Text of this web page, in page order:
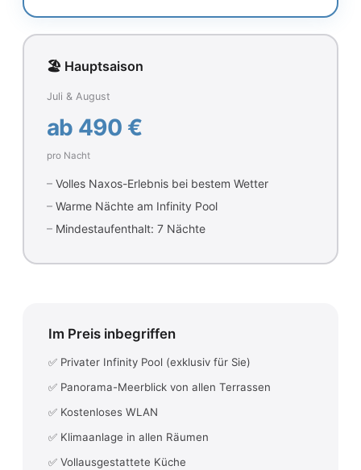
🏖️ Hauptsaison
Juli & August
ab 490 €
pro Nacht
Volles Naxos-Erlebnis bei bestem Wetter
Warme Nächte am Infinity Pool
Mindestaufenthalt: 7 Nächte
Im Preis inbegriffen
✅ Privater Infinity Pool (exklusiv für Sie)
✅ Panorama-Meerblick von allen Terrassen
✅ Kostenloses WLAN
✅ Klimaanlage in allen Räumen
✅ Vollausgestattete Küche